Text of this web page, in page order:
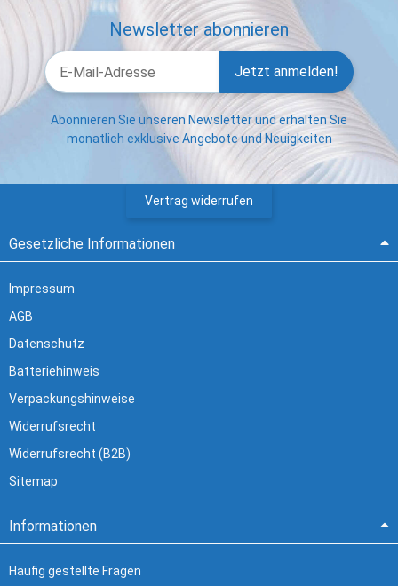
Newsletter abonnieren
Jetzt anmelden!
Abonnieren Sie unseren Newsletter und erhalten Sie
monatlich exklusive Angebote und Neuigkeiten
Vertrag widerrufen
Gesetzliche Informationen
Impressum
AGB
Datenschutz
Batteriehinweis
Verpackungshinweise
Widerrufsrecht
Widerrufsrecht (B2B)
Sitemap
Informationen
Häufig gestellte Fragen